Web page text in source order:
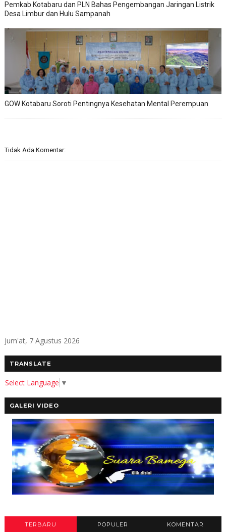
Pemkab Kotabaru dan PLN Bahas Pengembangan Jaringan Listrik
Desa Limbur dan Hulu Sampanah
GOW Kotabaru Soroti Pentingnya Kesehatan Mental Perempuan
Tidak Ada Komentar:
Jum'at, 7 Agustus 2026
TRANSLATE
Select Language ▼
GALERI VIDEO
TERBARU POPULER KOMENTAR